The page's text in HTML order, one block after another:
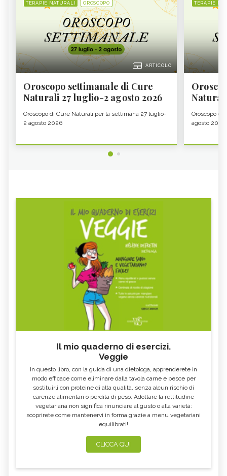
TERAPIE NATURALI OROSCOPO
ARTICOLO
Oroscopo settimanale di Cure
Naturali 27 luglio-2 agosto 2026
Oroscopo di Cure Naturali per la settimana 27 luglio-
2 agosto 2026
TERAPIE
Oroscopo di
agosto 2026
Il mio quaderno di esercizi.
Veggie
In questo libro, con la guida di una dietologa, apprenderete in
modo efficace come eliminare dalla tavola carne e pesce per
sostituirli con proteine di alta qualità, senza alcun rischio di
carenze alimentari o perdita di peso. Adottare la rettitudine
vegetariana non significa rinunciare al gusto o alla varietà:
scoprirete come mantenervi in forma grazie a menu vegetariani
equilibrati!
CLICCA QUI